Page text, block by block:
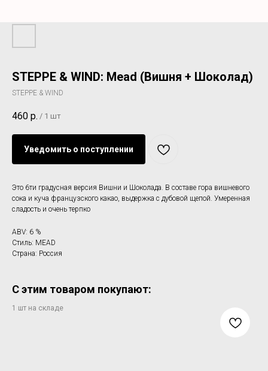
STEPPE & WIND: Mead (Вишня + Шоколад)
STEPPE & WIND
460 р. / 1 шт
Уведомить о поступлении
Это 6ти градусная версия Вишни и Шоколада. В составе гора вишневого
сока и куча французского какао, выдержка с дубовой щепой. Умеренная
сладость и очень терпко
ABV: 6 %
Стиль: MEAD
Страна: Россия
С этим товаром покупают: